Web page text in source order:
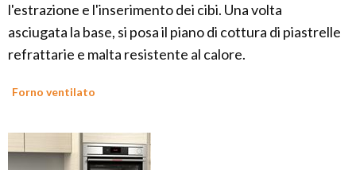
l'estrazione e l'inserimento dei cibi. Una volta
asciugata la base, si posa il piano di cottura di piastrelle
refrattarie e malta resistente al calore.
Forno ventilato